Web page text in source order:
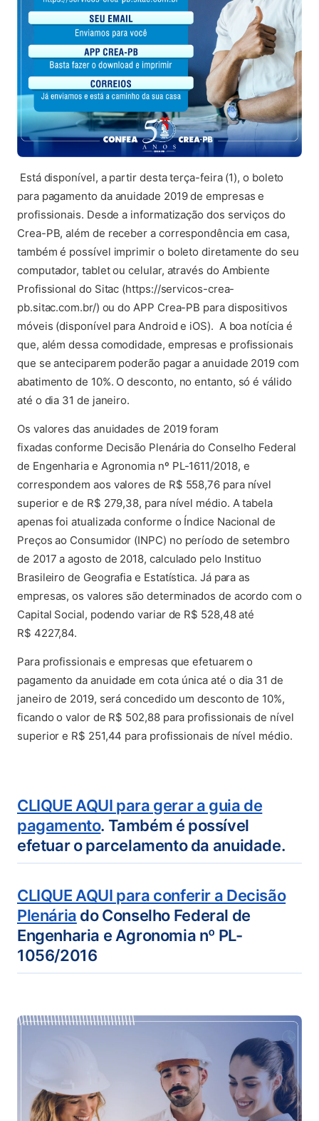
Está disponível, a partir desta terça-feira (1), o boleto
para pagamento da anuidade 2019 de empresas e
profissionais. Desde a informatização dos serviços do
Crea-PB, além de receber a correspondência em casa,
também é possível imprimir o boleto diretamente do seu
computador, tablet ou celular, através do Ambiente
Profissional do Sitac (https://servicos-crea-
pb.sitac.com.br/) ou do APP Crea-PB para dispositivos
móveis (disponível para Android e iOS). A boa notícia é
que, além dessa comodidade, empresas e profissionais
que se anteciparem poderão pagar a anuidade 2019 com
abatimento de 10%. O desconto, no entanto, só é válido
até o dia 31 de janeiro.
Os valores das anuidades de 2019 foram
fixadas conforme Decisão Plenária do Conselho Federal
de Engenharia e Agronomia nº PL-1611/2018, e
correspondem aos valores de R$ 558,76 para nível
superior e de R$ 279,38, para nível médio. A tabela
apenas foi atualizada conforme o Índice Nacional de
Preços ao Consumidor (INPC) no período de setembro
de 2017 a agosto de 2018, calculado pelo Instituo
Brasileiro de Geografia e Estatística. Já para as
empresas, os valores são determinados de acordo com o
Capital Social, podendo variar de R$ 528,48 até
R$ 4227,84.
Para profissionais e empresas que efetuarem o
pagamento da anuidade em cota única até o dia 31 de
janeiro de 2019, será concedido um desconto de 10%,
ficando o valor de R$ 502,88 para profissionais de nível
superior e R$ 251,44 para profissionais de nível médio.
CLIQUE AQUI para gerar a guia de
pagamento(abre em nova aba)
. Também é possível
efetuar o parcelamento da anuidade.
CLIQUE AQUI para conferir a Decisão
Plenária do Conselho Federal de
Engenharia e Agronomia nº PL-
1056/2016